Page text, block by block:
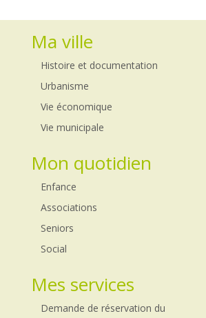
Ma ville
Histoire et documentation
Urbanisme
Vie économique
Vie municipale
Mon quotidien
Enfance
Associations
Seniors
Social
Mes services
Demande de réservation du